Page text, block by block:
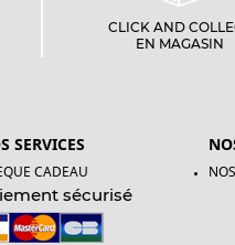
CLICK AND
EN MAGASIN
SERVICES
CADEAU
sécurisé